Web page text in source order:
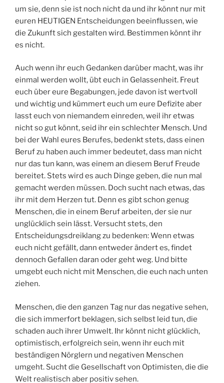
um sie, denn sie ist noch nicht da und ihr könnt nur mit
euren HEUTIGEN Entscheidungen beeinflussen, wie
die Zukunft sich gestalten wird. Bestimmen könnt ihr
es nicht.
Auch wenn ihr euch Gedanken darüber macht, was ihr
einmal werden wollt, übt euch in Gelassenheit. Freut
euch über eure Begabungen, jede davon ist wertvoll
und wichtig und kümmert euch um eure Defizite aber
lasst euch von niemandem einreden, weil ihr etwas
nicht so gut könnt, seid ihr ein schlechter Mensch. Und
bei der Wahl eures Berufes, bedenkt stets, dass einen
Beruf zu haben auch immer bedeutet, dass man nicht
nur das tun kann, was einem an diesem Beruf Freude
bereitet. Stets wird es auch Dinge geben, die nun mal
gemacht werden müssen. Doch sucht nach etwas, das
ihr mit dem Herzen tut. Denn es gibt schon genug
Menschen, die in einem Beruf arbeiten, der sie nur
unglücklich sein lässt. Versucht stets, den
Entscheidungsdreiklang zu bedenken: Wenn etwas
euch nicht gefällt, dann entweder ändert es, findet
dennoch Gefallen daran oder geht weg. Und bitte
umgebt euch nicht mit Menschen, die euch nach unten
ziehen.
Menschen, die den ganzen Tag nur das negative sehen,
die sich immerfort beklagen, sich selbst leid tun, die
schaden auch ihrer Umwelt. Ihr könnt nicht glücklich,
optimistisch, erfolgreich sein, wenn ihr euch mit
beständigen Nörglern und negativen Menschen
umgeht. Sucht die Gesellschaft von Optimisten, die die
Welt realistisch aber positiv sehen.